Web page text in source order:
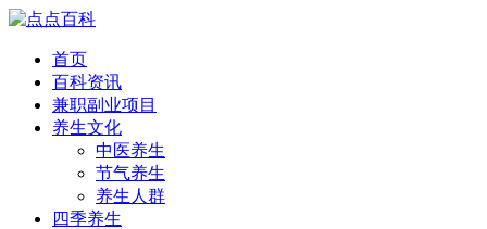
首页
百科资讯
兼职副业项目
养生文化
中医养生
节气养生
养生人群
四季养生